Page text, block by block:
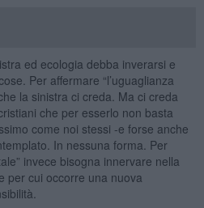
ed ecologia debba inverarsi e
Per affermare “l’uguaglianza
la sinistra ci creda. Ma ci creda
che per esserlo non basta
come noi stessi -e forse anche
In nessuna forma. Per
invece bisogna innervare nella
per cui occorre una nuova